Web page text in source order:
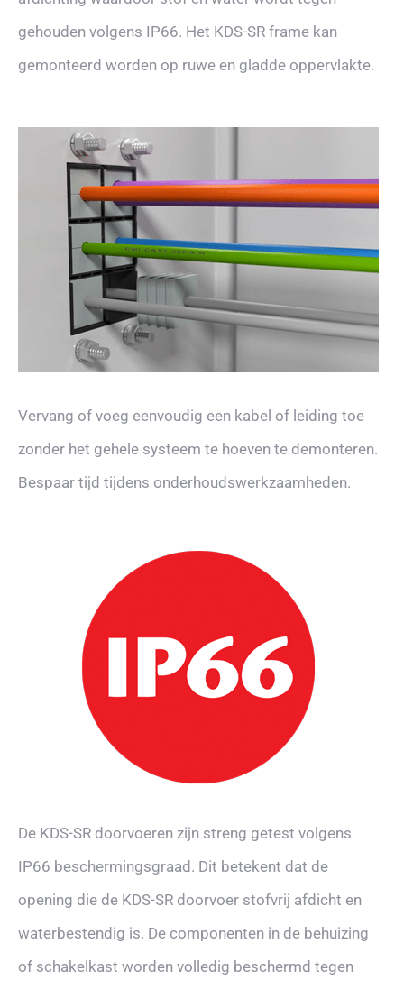
gehouden volgens IP66. Het KDS-SR frame kan
gemonteerd worden op ruwe en gladde oppervlakte.
Vervang of voeg eenvoudig een kabel of leiding toe
zonder het gehele systeem te hoeven te demonteren.
Bespaar tijd tijdens onderhoudswerkzaamheden.
De KDS-SR doorvoeren zijn streng getest volgens
IP66 beschermingsgraad. Dit betekent dat de
opening die de KDS-SR doorvoer stofvrij afdicht en
waterbestendig is. De componenten in de behuizing
of schakelkast worden volledig beschermd tegen